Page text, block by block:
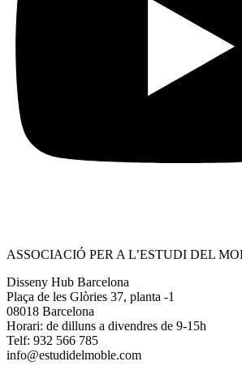
ASSOCIACIÓ PER A L’ESTUDI DEL
Disseny Hub Barcelona
Plaça de les Glòries 37, planta -1
08018 Barcelona
Horari: de dilluns a divendres de 9-15h
Telf: 932 566 785
info@estudidelmoble.com